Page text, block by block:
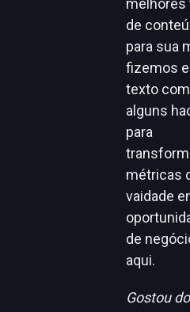
melhores
de
para sua
fizemos
texto com
alguns
para
métricas
vaidade
de
aqui.
Gostou do